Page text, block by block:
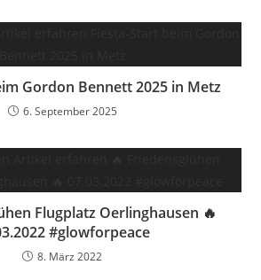
Gordon Bennett 2025 in Metz
6. September 2025
Flugplatz Oerlinghausen 🔥
#glowforpeace
8. März 2022